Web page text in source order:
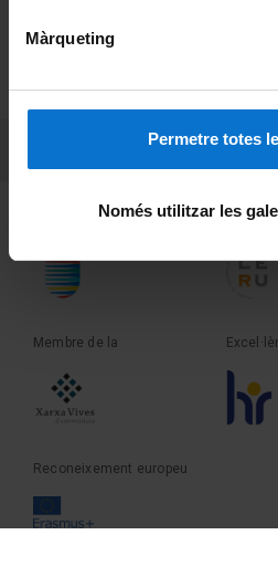
Màrqueting
Permetre totes
Només utilitzar les
Fundadora de la
Membre de la
Reconeixement europeu